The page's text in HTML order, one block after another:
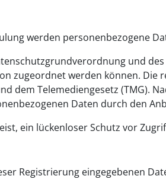
werden personenbezogene
und
zugeordnet werden können. Die
dem Telemediengesetz (TMG).
Daten durch den
ein lückenloser Schutz vor
Registrierung eingegebenen